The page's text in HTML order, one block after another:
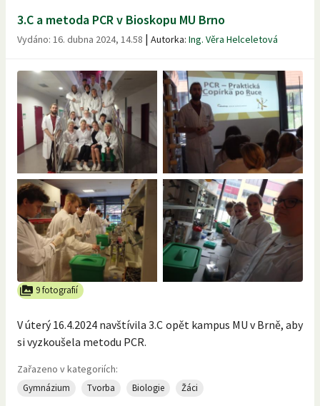
3.C a metoda PCR v Bioskopu MU Brno
Vydáno: 16. dubna 2024, 14.58 | Autorka: Ing. Věra Helceletová
9 fotografií
V úterý 16.4.2024 navštívila 3.C opět kampus MU v Brně, aby
si vyzkoušela metodu PCR.
Zařazeno v kategoriích:
Gymnázium Tvorba Biologie Žáci